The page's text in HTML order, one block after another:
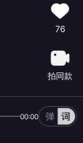
76
拍同款
00:00